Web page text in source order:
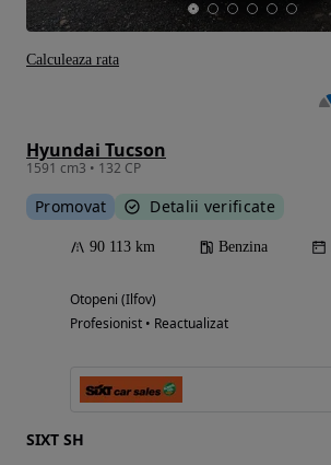
Hyundai Tucson
1591 cm3 • 132 CP
Promovat Detalii verificate
90 113 km Benzina
Otopeni (Ilfov)
Profesionist • Reactualizat
SIXT SH
Calculeaza rata